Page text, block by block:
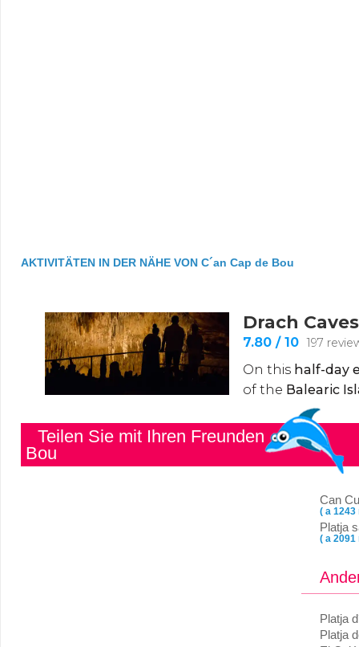
AKTIVITÄTEN IN DER NÄHE VON C´an Cap de Bou
Teilen Sie mit Ihren Freunden
Bou
Can
( a 1243
Platja
( a 2091
Platja
Platja